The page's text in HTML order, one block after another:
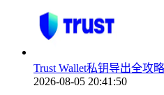
Trust Wallet私钥导出全攻
2026-08-05 20:41:50